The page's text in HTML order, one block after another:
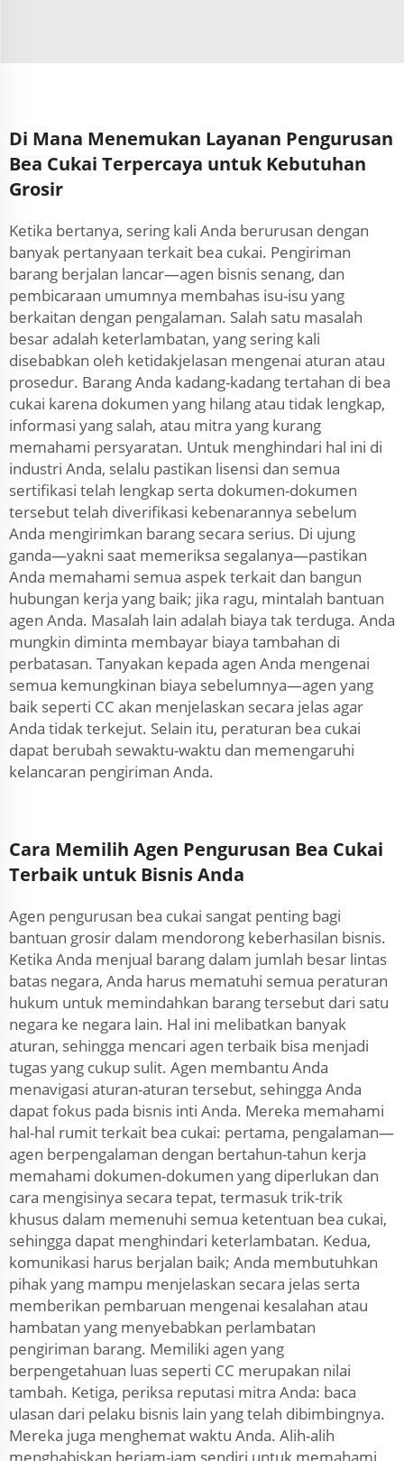
Di Mana Menemukan Layanan Pengurusan
Bea Cukai Terpercaya untuk Kebutuhan
Grosir
Ketika bertanya, sering kali Anda berurusan dengan
banyak pertanyaan terkait bea cukai. Pengiriman
barang berjalan lancar—agen bisnis senang, dan
pembicaraan umumnya membahas isu-isu yang
berkaitan dengan pengalaman. Salah satu masalah
besar adalah keterlambatan, yang sering kali
disebabkan oleh ketidakjelasan mengenai aturan atau
prosedur. Barang Anda kadang-kadang tertahan di bea
cukai karena dokumen yang hilang atau tidak lengkap,
informasi yang salah, atau mitra yang kurang
memahami persyaratan. Untuk menghindari hal ini di
industri Anda, selalu pastikan lisensi dan semua
sertifikasi telah lengkap serta dokumen-dokumen
tersebut telah diverifikasi kebenarannya sebelum
Anda mengirimkan barang secara serius. Di ujung
ganda—yakni saat memeriksa segalanya—pastikan
Anda memahami semua aspek terkait dan bangun
hubungan kerja yang baik; jika ragu, mintalah bantuan
agen Anda. Masalah lain adalah biaya tak terduga. Anda
mungkin diminta membayar biaya tambahan di
perbatasan. Tanyakan kepada agen Anda mengenai
semua kemungkinan biaya sebelumnya—agen yang
baik seperti CC akan menjelaskan secara jelas agar
Anda tidak terkejut. Selain itu, peraturan bea cukai
dapat berubah sewaktu-waktu dan memengaruhi
kelancaran pengiriman Anda.
Cara Memilih Agen Pengurusan Bea Cukai
Terbaik untuk Bisnis Anda
Agen pengurusan bea cukai sangat penting bagi
bantuan grosir dalam mendorong keberhasilan bisnis.
Ketika Anda menjual barang dalam jumlah besar lintas
batas negara, Anda harus mematuhi semua peraturan
hukum untuk memindahkan barang tersebut dari satu
negara ke negara lain. Hal ini melibatkan banyak
aturan, sehingga mencari agen terbaik bisa menjadi
tugas yang cukup sulit. Agen membantu Anda
menavigasi aturan-aturan tersebut, sehingga Anda
dapat fokus pada bisnis inti Anda. Mereka memahami
hal-hal rumit terkait bea cukai: pertama, pengalaman—
agen berpengalaman dengan bertahun-tahun kerja
memahami dokumen-dokumen yang diperlukan dan
cara mengisinya secara tepat, termasuk trik-trik
khusus dalam memenuhi semua ketentuan bea cukai,
sehingga dapat menghindari keterlambatan. Kedua,
komunikasi harus berjalan baik; Anda membutuhkan
pihak yang mampu menjelaskan secara jelas serta
memberikan pembaruan mengenai kesalahan atau
hambatan yang menyebabkan perlambatan
pengiriman barang. Memiliki agen yang
berpengetahuan luas seperti CC merupakan nilai
tambah. Ketiga, periksa reputasi mitra Anda: baca
ulasan dari pelaku bisnis lain yang telah dibimbingnya.
Mereka juga menghemat waktu Anda. Alih-alih